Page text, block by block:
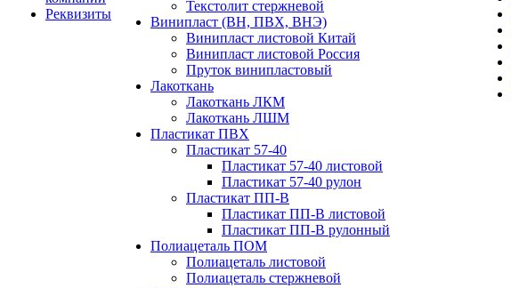
Реквизиты
Текстолит стержневой
Винипласт (ВН, ПВХ, ВНЭ)
Винипласт листовой Китай
Винипласт листовой Россия
Пруток винипластовый
Лакоткань
Лакоткань ЛКМ
Лакоткань ЛШМ
Пластикат ПВХ
Пластикат 57-40
Пластикат 57-40 листовой
Пластикат 57-40 рулон
Пластикат ПП-В
Пластикат ПП-В листовой
Пластикат ПП-В рулонный
Полиацеталь ПОМ
Полиацеталь листовой
Полиацеталь стержневой